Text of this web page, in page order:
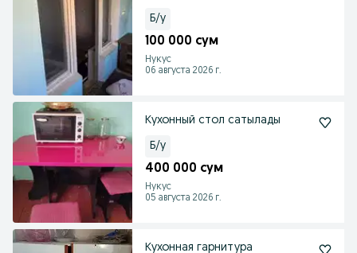
Б/у
100 000 сум
Нукус
06 августа 2026 г.
Кухонный стол сатылады
Б/у
400 000 сум
Нукус
05 августа 2026 г.
Кухонная гарнитура